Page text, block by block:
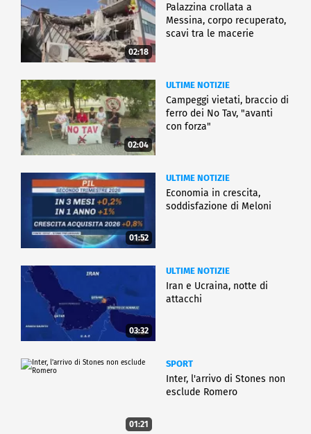
02:18
Palazzina crollata a
Messina, corpo recuperato,
scavi tra le macerie
02:04
ULTIME NOTIZIE
Campeggi vietati, braccio di
ferro dei No Tav, "avanti
con forza"
01:52
ULTIME NOTIZIE
Economia in crescita,
soddisfazione di Meloni
03:32
ULTIME NOTIZIE
Iran e Ucraina, notte di
attacchi
01:21
SPORT
Inter, l'arrivo di Stones non
esclude Romero